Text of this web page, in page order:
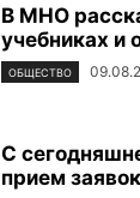
В МНО
учебниках и
ОБЩЕСТВО
С
прием